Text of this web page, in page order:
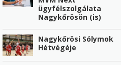
ügyfélszolgálata
Nagykőrösön (is)
Nagykőrösi Sólymok
Hétvégéje